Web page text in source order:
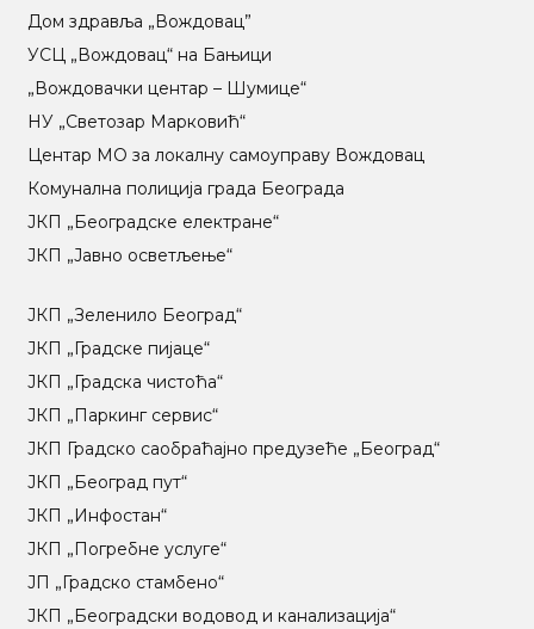
Дом здравља „Вождовац”
УСЦ „Вождовац“ на Бањици
„Вождовачки центар – Шумице“
НУ „Светозар Марковић“
Центар МO за локалну самоуправу Вождовац
Комунална полиција града Београда
ЈКП „Београдске електране“
ЈКП „Јавно осветљење“
ЈКП „Зеленило Београд“
ЈКП „Градске пијаце“
ЈКП „Градска чистоћа“
ЈКП „Паркинг сервис“
ЈКП Градско саобраћајно предузеће „Београд“
ЈКП „Београд пут“
ЈКП „Инфостан“
ЈКП „Погребне услуге“
ЈП „Градско стамбено“
ЈКП „Београдски водовод и канализација“